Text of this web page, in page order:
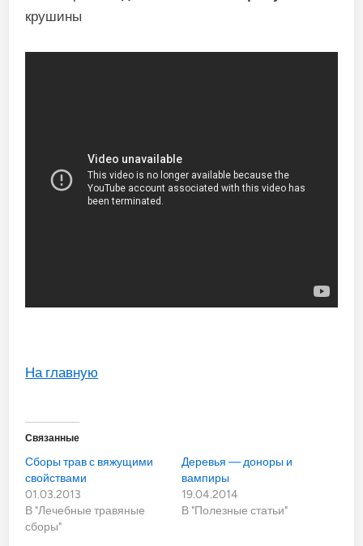
крушины
На главную
Связанные
Сборы трав с вяжущими
свойствами
01.03.2013
В "Лечебные травяные
сборы"
Деревья — доноры и
вампиры
19.04.2014
В "Полезные статьи"